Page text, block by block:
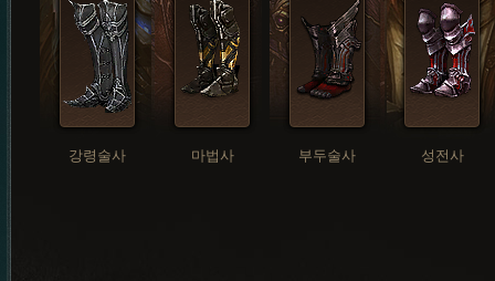
강령술사 마법사 부두술사 성전사